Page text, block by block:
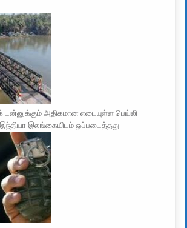
டன்னுக்கும் அதிகமான எடையுள்ள பெய்லி
இலங்கையிடம் ஒப்படைத்தது